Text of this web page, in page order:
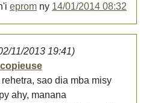
eprom ny 14/01/2014 08:32
11/2013 19:41)
sao dia mba misy
ahy, manana